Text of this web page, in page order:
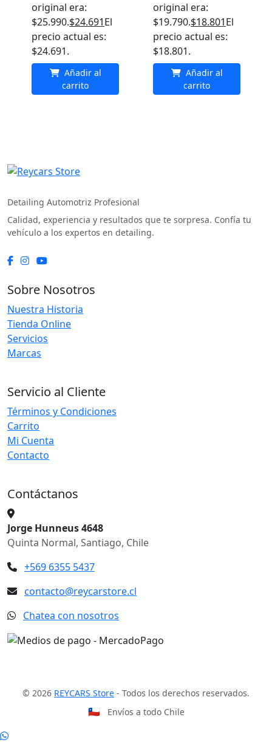
original era:
$25.990.$24.691El
precio actual es:
$24.691.
Añadir al
carrito
original era:
$19.790.$18.801El
precio actual es:
$18.801.
Añadir al
carrito
Detailing Automotriz Profesional
Calidad, experiencia y resultados que te sorpresa. Confía tu
vehículo a los expertos en detailing.
Sobre Nosotros
Nuestra Historia
Tienda Online
Servicios
Marcas
Servicio al Cliente
Términos y Condiciones
Carrito
Mi Cuenta
Contacto
Contáctanos
Jorge Hunneus 4648
Quinta Normal, Santiago, Chile
+569 6355 5437
contacto@reycarstore.cl
Chatea con nosotros
© 2026 REYCARS Store - Todos los derechos reservados.
🇨🇱 Envíos a todo Chile